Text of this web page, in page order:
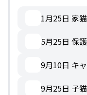
1月25日 家
5月25日 保
9月10日 キ
9月25日 子